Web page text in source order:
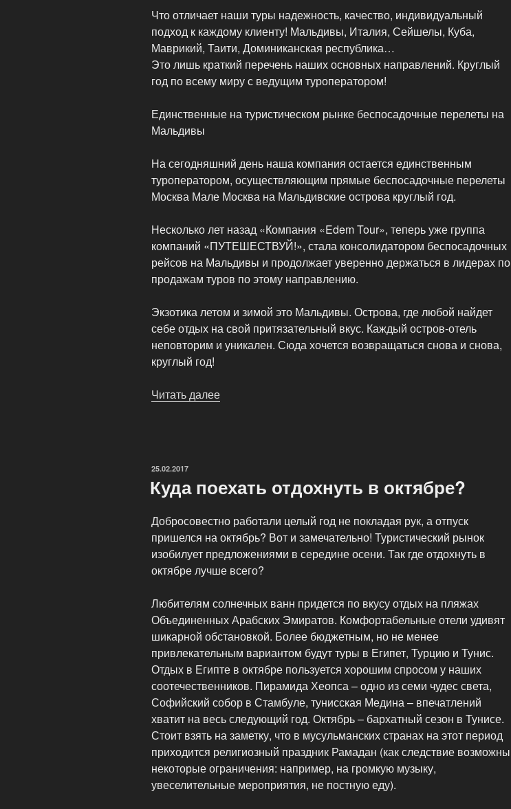
Что отличает наши туры надежность, качество, индивидуальный
подход к каждому клиенту! Мальдивы, Италия, Сейшелы, Куба,
Маврикий, Таити, Доминиканская республика…
Это лишь краткий перечень наших основных направлений. Круглый
год по всему миру с ведущим туроператором!
Единственные на туристическом рынке беспосадочные перелеты на
Мальдивы
На сегодняшний день наша компания остается единственным
туроператором, осуществляющим прямые беспосадочные перелеты
Москва Мале Москва на Мальдивские острова круглый год.
Несколько лет назад «Компания «Edem Tour», теперь уже группа
компаний «ПУТЕШЕСТВУЙ!», стала консолидатором беспосадочных
рейсов на Мальдивы и продолжает уверенно держаться в лидерах по
продажам туров по этому направлению.
Экзотика летом и зимой это Мальдивы. Острова, где любой найдет
себе отдых на свой притязательный вкус. Каждый остров-отель
неповторим и уникален. Сюда хочется возвращаться снова и снова,
круглый год!
Читать далее
ведущим
ОПУБЛИКОВАНО
25.02.2017
Куда поехать отдохнуть в октябре?
Добросовестно работали целый год не покладая рук, а отпуск
пришелся на октябрь? Вот и замечательно! Туристический рынок
изобилует предложениями в середине осени. Так где отдохнуть в
октябре лучше всего?
Любителям солнечных ванн придется по вкусу отдых на пляжах
Объединенных Арабских Эмиратов. Комфортабельные отели удивят
шикарной обстановкой. Более бюджетным, но не менее
привлекательным вариантом будут туры в Египет, Турцию и Тунис.
Отдых в Египте в октябре пользуется хорошим спросом у наших
соотечественников. Пирамида Хеопса – одно из семи чудес света,
Софийский собор в Стамбуле, тунисская Медина – впечатлений
хватит на весь следующий год. Октябрь – бархатный сезон в Тунисе.
Стоит взять на заметку, что в мусульманских странах на этот период
приходится религиозный праздник Рамадан (как следствие возможны
некоторые ограничения: например, на громкую музыку,
увеселительные мероприятия, не постную еду).